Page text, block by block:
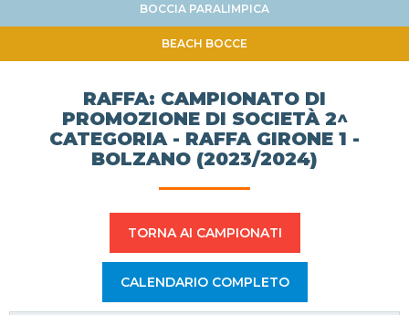
BOCCIA PARALIMPICA
BEACH BOCCE
RAFFA: CAMPIONATO DI
PROMOZIONE DI SOCIETÀ 2^
CATEGORIA - RAFFA GIRONE 1 -
BOLZANO (2023/2024)
TORNA AI CAMPIONATI
CALENDARIO COMPLETO